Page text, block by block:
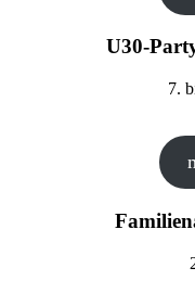
U30-
7.